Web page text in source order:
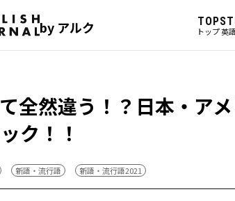
by アルク TOP
トップ英
全然違う！？日本・ア
ク！！
新語・流行語 新語・流行語2021